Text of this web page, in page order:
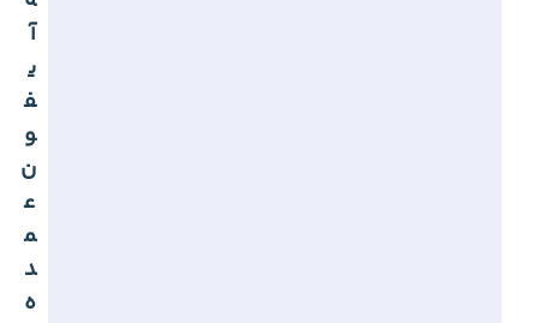
آ
ی
ف
و
ن
ع
م
د
ه